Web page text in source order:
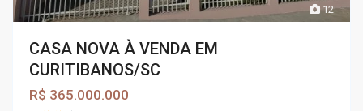
12
CASA NOVA À VENDA EM
CURITIBANOS/SC
R$ 365.000.000